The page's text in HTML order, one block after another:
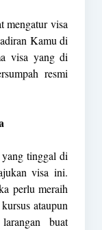
mengatur visa
Kamu di
visa yang di
resmi
tinggal di
visa ini.
perlu meraih
ataupun
buat